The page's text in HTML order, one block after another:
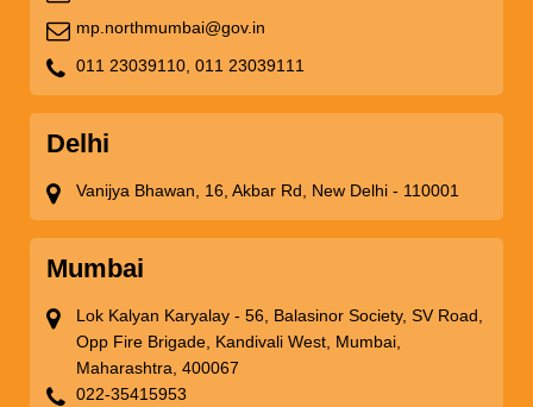
mp.northmumbai@gov.in
011 23039110, 011 23039111
Delhi
Vanijya Bhawan, 16, Akbar Rd, New Delhi - 110001
Mumbai
Lok Kalyan Karyalay - 56, Balasinor Society, SV Road,
Opp Fire Brigade, Kandivali West, Mumbai,
Maharashtra, 400067
022-35415953